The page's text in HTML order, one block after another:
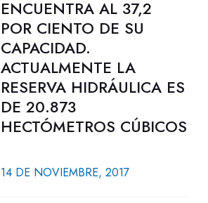
ENCUENTRA AL 37,2
POR CIENTO DE SU
CAPACIDAD.
ACTUALMENTE LA
RESERVA HIDRÁULICA ES
DE 20.873
HECTÓMETROS CÚBICOS
14 DE NOVIEMBRE, 2017